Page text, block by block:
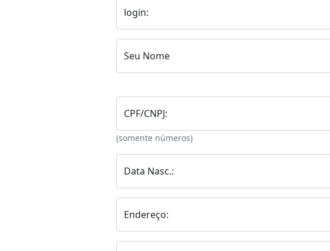
login:
Seu Nome
CPF/CNPJ:
(somente números)
Data Nasc.:
Endereço: